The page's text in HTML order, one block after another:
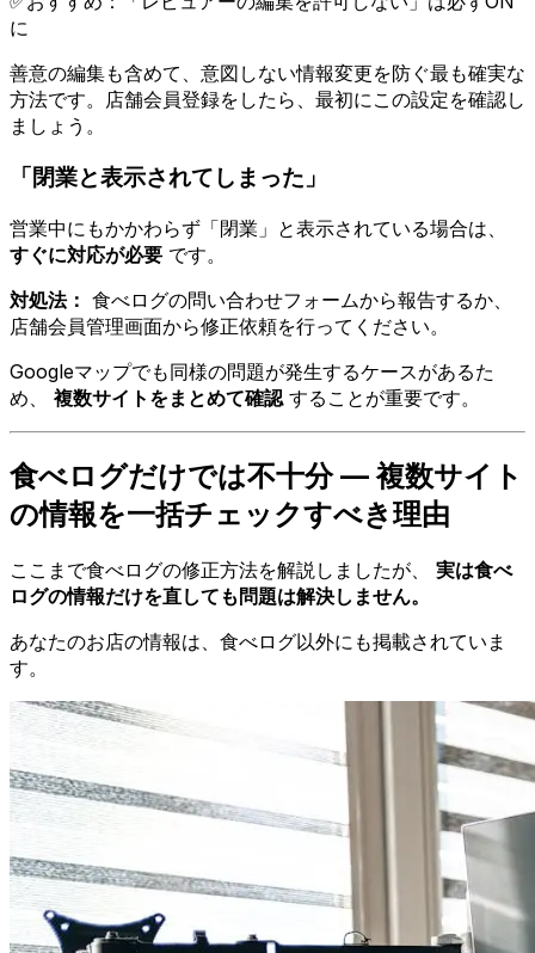
に
善意の編集も含めて、意図しない情報変更を防ぐ最も確実な
方法です。店舗会員登録をしたら、最初にこの設定を確認し
ましょう。
「閉業と表示されてしまった」
営業中にもかかわらず「閉業」と表示されている場合は、
すぐに対応が必要 です。
対処法： 食べログの問い合わせフォームから報告するか、
店舗会員管理画面から修正依頼を行ってください。
Googleマップでも同様の問題が発生するケースがあるた
め、 複数サイトをまとめて確認 することが重要です。
食べログだけでは不十分 — 複数サイト
の情報を一括チェックすべき理由
ここまで食べログの修正方法を解説しましたが、 実は食べ
ログの情報だけを直しても問題は解決しません。
あなたのお店の情報は、食べログ以外にも掲載されていま
す。